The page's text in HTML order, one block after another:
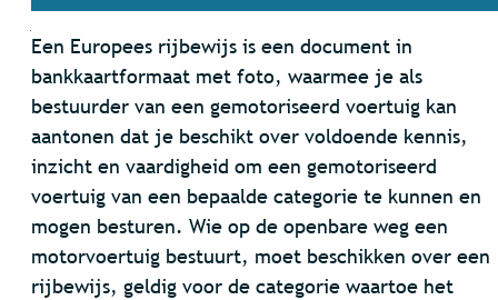
Inhoud
Een Europees rijbewijs is een document in
bankkaartformaat met foto, waarmee je als
bestuurder van een gemotoriseerd voertuig kan
aantonen dat je beschikt over voldoende kennis,
inzicht en vaardigheid om een gemotoriseerd
voertuig van een bepaalde categorie te kunnen en
mogen besturen. Wie op de openbare weg een
motorvoertuig bestuurt, moet beschikken over een
rijbewijs, geldig voor de categorie waartoe het